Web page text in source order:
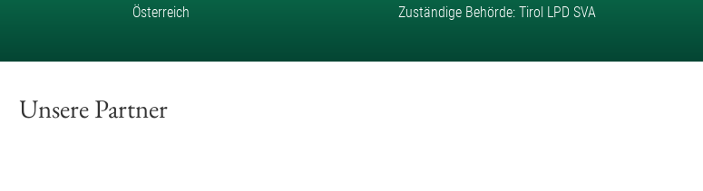
Österreich
Zuständige Behörde: Tirol LPD SVA
Unsere Partner